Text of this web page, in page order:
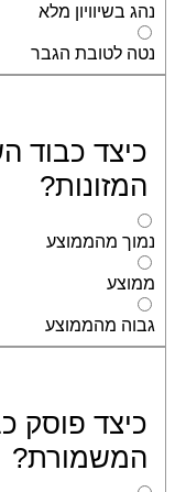
נהג בשיוויון מלא
נטה לטובת הגבר
כיצד כבוד
המזונות?
נמוך מהממוצע
ממוצע
גבוה מהממוצע
כיצד פוסק
המשמורת?